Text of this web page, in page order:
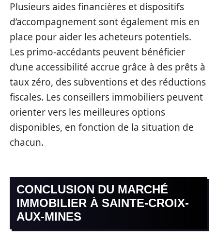
Plusieurs aides financières et dispositifs
d’accompagnement sont également mis en
place pour aider les acheteurs potentiels.
Les primo-accédants peuvent bénéficier
d’une accessibilité accrue grâce à des prêts à
taux zéro, des subventions et des réductions
fiscales. Les conseillers immobiliers peuvent
orienter vers les meilleures options
disponibles, en fonction de la situation de
chacun.
CONCLUSION DU MARCHÉ
IMMOBILIER À SAINTE-CROIX-
AUX-MINES